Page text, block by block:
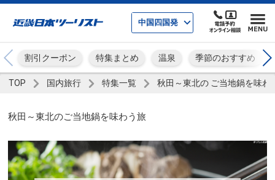
中国四国発
割引クーポン 特集まとめ 温泉 季節のおすすめ
TOP 国内旅行 特集一覧 秋田～東北の ご当地鍋を味わ
秋田～東北のご当地鍋を味わう旅